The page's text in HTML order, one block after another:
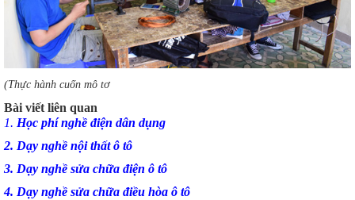
(Thực hành cuốn mô tơ
Bài viết liên quan
1. Học phí nghề điện dân dụng
2. Dạy nghề nội thất ô tô
3. Dạy nghề sửa chữa điện ô tô
4. Dạy nghề sửa chữa điều hòa ô tô